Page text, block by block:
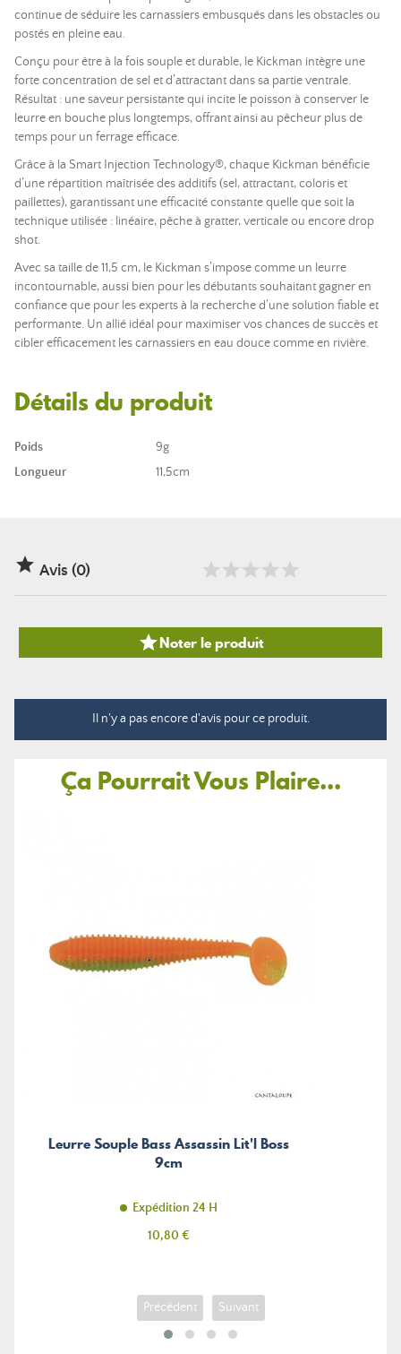
continue de séduire les carnassiers embusqués dans les obstacles ou
postés en pleine eau.
Conçu pour être à la fois souple et durable, le Kickman intègre une
forte concentration de sel et d’attractant dans sa partie ventrale.
Résultat : une saveur persistante qui incite le poisson à conserver le
leurre en bouche plus longtemps, offrant ainsi au pêcheur plus de
temps pour un ferrage efficace.
Grâce à la Smart Injection Technology®, chaque Kickman bénéficie
d’une répartition maîtrisée des additifs (sel, attractant, coloris et
paillettes), garantissant une efficacité constante quelle que soit la
technique utilisée : linéaire, pêche à gratter, verticale ou encore drop
shot.
Avec sa taille de 11,5 cm, le Kickman s’impose comme un leurre
incontournable, aussi bien pour les débutants souhaitant gagner en
confiance que pour les experts à la recherche d’une solution fiable et
performante. Un allié idéal pour maximiser vos chances de succès et
cibler efficacement les carnassiers en eau douce comme en rivière.
Détails du produit
Poids
9g
Longueur
11,5cm
 Avis (0)
Noter le produit
Il n'y a pas encore d'avis pour ce produit.
Ça Pourrait Vous Plaire...
Leurre Souple Bass Assassin Lit'l Boss
9cm
Expédition 24 H
Prix
10,80 €
Précédent Suivant